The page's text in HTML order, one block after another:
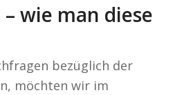
wie man diese
bezüglich der
möchten wir im